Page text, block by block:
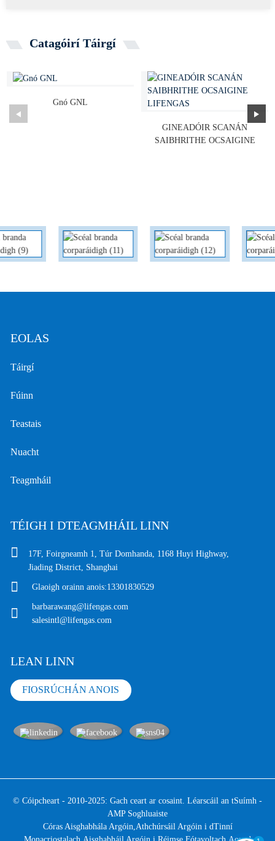
Catagóirí Táirgí
Gnó GNL
GINEADÓIR SCANÁN
SAIBHRITHE OCSAIGINE
EOLAS
Táirgí
Fúinn
Teastais
Nuacht
Teagmháil
TÉIGH I DTEAGMHÁIL LINN
17F, Foirgneamh 1, Túr Domhanda, 1168 Huyi Highway,
Jiading District, Shanghai
Glaoigh orainn anois:13301830529
barbarawang@lifengas.com
salesintl@lifengas.com
LEAN LINN
FIOSRÚCHÁN ANOIS
© Cóipcheart - 2010-2025: Gach ceart ar cosaint. Léarscáil an tSuímh -
AMP Soghluaiste
Córas Aisghabhála Argóin,Athchúrsáil Argóin i dTinní